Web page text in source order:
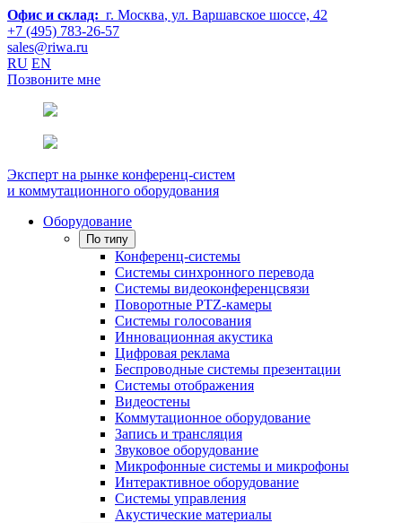
Офис и склад: г. Москва, ул. Варшавское шоссе, 42
+7 (495) 783-26-57
sales@riwa.ru
RU EN
Позвоните мне
Эксперт на рынке конференц-систем
и коммутационного оборудования
Оборудование
По типу
Конференц-системы
Системы синхронного перевода
Системы видеоконференцсвязи
Поворотные PTZ-камеры
Системы голосования
Инновационная акустика
Цифровая реклама
Беспроводные системы презентации
Системы отображения
Видеостены
Коммутационное оборудование
Запись и трансляция
Звуковое оборудование
Микрофонные системы и микрофоны
Интерактивное оборудование
Системы управления
Акустические материалы